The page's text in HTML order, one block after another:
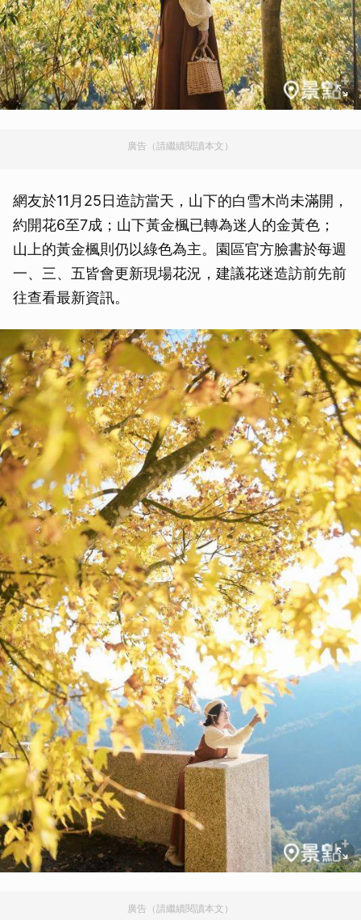
廣告（請繼續閱讀本文）
網友於11月25日造訪當天，山下的白雪木尚未滿開，
約開花6至7成；山下黃金楓已轉為迷人的金黃色；
山上的黃金楓則仍以綠色為主。園區官方臉書於每週
一、三、五皆會更新現場花況，建議花迷造訪前先前
往查看最新資訊。
廣告（請繼續閱讀本文）